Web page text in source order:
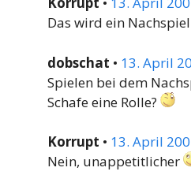
Das wird ein
dobschat • 13. April
Spielen bei dem
Schafe eine Rolle?
Korrupt • 13. April
Nein, unappetitlicher